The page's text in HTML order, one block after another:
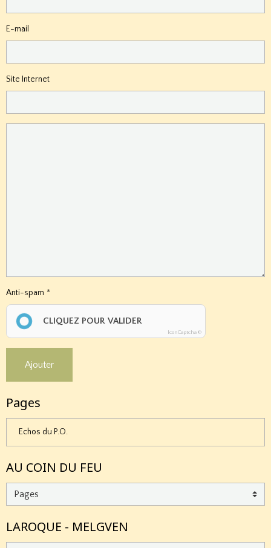
E-mail
Site Internet
Anti-spam
CLIQUEZ POUR VALIDER
IconCaptcha ©
Ajouter
Pages
Echos du P.O.
AU COIN DU FEU
LAROQUE - MELGVEN